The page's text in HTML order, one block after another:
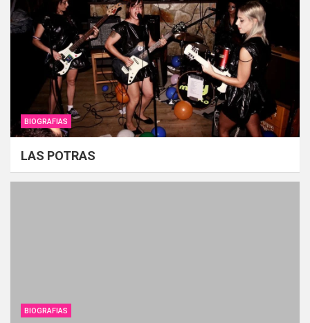
BIOGRAFIAS
LAS POTRAS
BIOGRAFIAS